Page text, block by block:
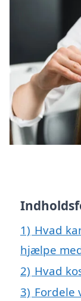
1) Hvad
hjælpe
2) Hvad
3) Fordele